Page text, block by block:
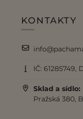
KONTAKTY
IČ: 61285749,
Sklad a sídlo:
Pražská 380,